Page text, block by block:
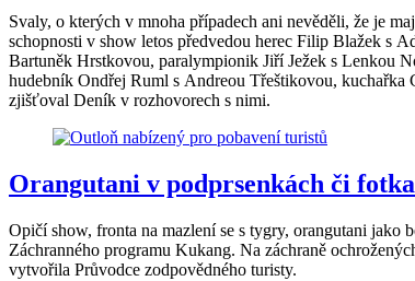
Svaly, o kterých v mnoha případech ani nevěděli, že je
schopnosti v show letos předvedou herec Filip Blažek s
Bartuněk Hrstkovou, paralympionik Jiří Ježek s Lenkou
hudebník Ondřej Ruml s Andreou Třeštikovou, kuchařka
zjišťoval Deník v rozhovorech s nimi.
Orangutani v podprsenkách či
Opičí show, fronta na mazlení se s tygry, orangutani
Záchranného programu Kukang. Na záchraně
vytvořila Průvodce zodpovědného turisty.